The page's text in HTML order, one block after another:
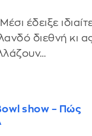
έδειξε
διεθνή κι
show – Πώς